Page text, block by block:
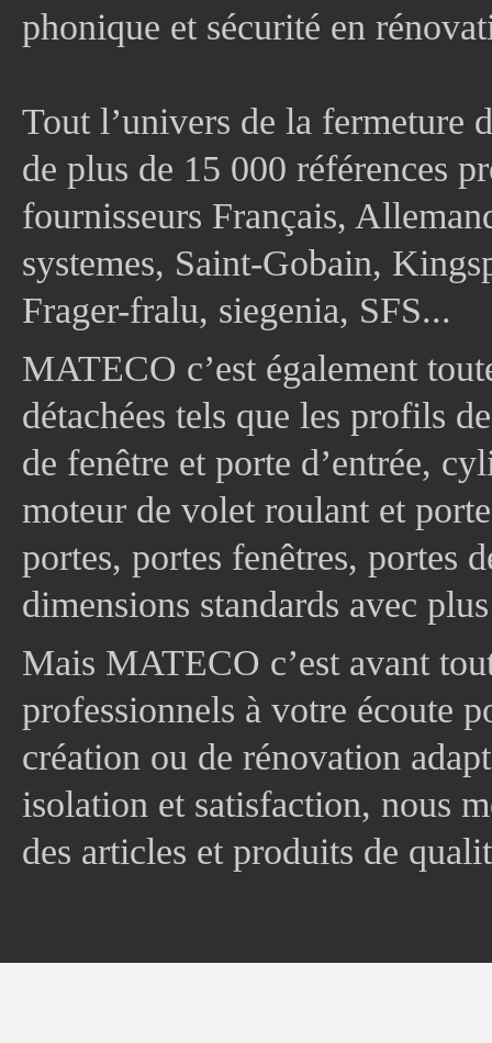
phonique et sécurité en
Tout l’univers de la fermeture
de plus de 15 000 références
fournisseurs Français,
systemes, Saint-Gobain,
Frager-fralu, siegenia, SFS...
MATECO c’est également
détachées tels que les profils
de fenêtre et porte d’entrée,
moteur de volet roulant et
portes, portes fenêtres, portes
dimensions standards avec
Mais MATECO c’est avant
professionnels à votre écoute
création ou de rénovation
isolation et satisfaction, nous
des articles et produits de